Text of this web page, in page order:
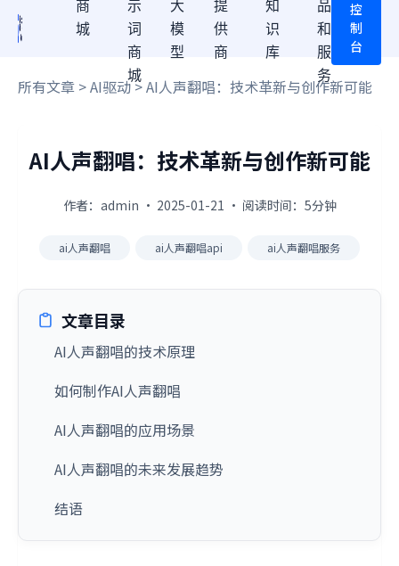
商
城
示
词
商
城
大
模
型
提
供
商
知
识
库
品
和
服
务
控
制
台
所有文章 >AI驱动> AI人声翻唱：技术革新与创作新可能
AI人声翻唱：技术革新与创作新可能
作者：admin · 2025-01-21 · 阅读时间：5分钟
ai人声翻唱 ai人声翻唱api ai人声翻唱服务
文章目录
AI人声翻唱的技术原理
如何制作AI人声翻唱
AI人声翻唱的应用场景
AI人声翻唱的未来发展趋势
结语